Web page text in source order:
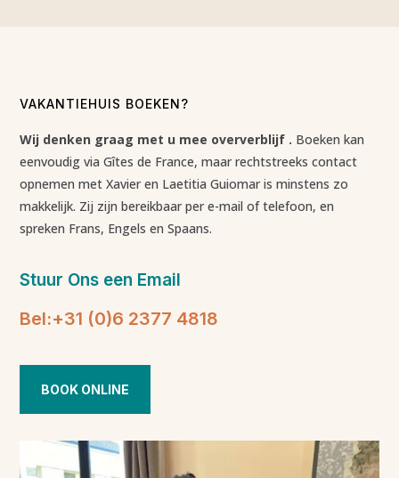
VAKANTIEHUIS BOEKEN?
Wij denken graag met u mee oververblijf . Boeken kan
eenvoudig via Gîtes de France, maar rechtstreeks contact
opnemen met Xavier en Laetitia Guiomar is minstens zo
makkelijk. Zij zijn bereikbaar per e-mail of telefoon, en
spreken Frans, Engels en Spaans.
Stuur Ons een Email
Bel:+31 (0)6 2377 4818
BOOK ONLINE